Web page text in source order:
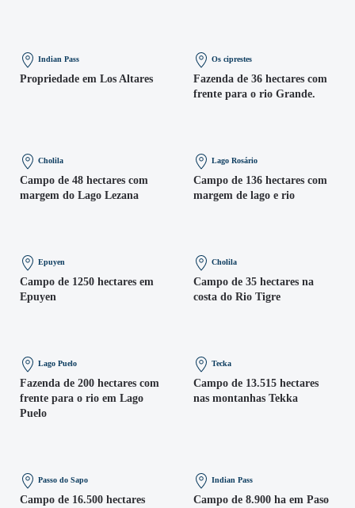
Indian Pass
Propriedade em Los Altares
Os ciprestes
Fazenda de 36 hectares com
frente para o rio Grande.
Cholila
Campo de 48 hectares com
margem do Lago Lezana
Lago Rosário
Campo de 136 hectares com
margem de lago e rio
Epuyen
Campo de 1250 hectares em
Epuyen
Cholila
Campo de 35 hectares na
costa do Rio Tigre
Lago Puelo
Fazenda de 200 hectares com
frente para o rio em Lago
Puelo
Tecka
Campo de 13.515 hectares
nas montanhas Tekka
Passo do Sapo
Campo de 16.500 hectares
Indian Pass
Campo de 8.900 ha em Paso